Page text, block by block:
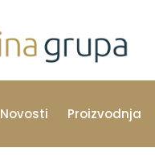
Novosti Proizvodnja